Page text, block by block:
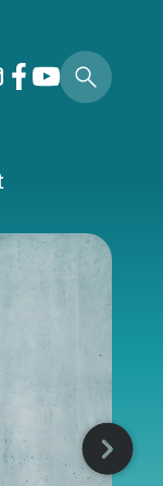
prasowy
Kuria
Sąd Diecezjalny